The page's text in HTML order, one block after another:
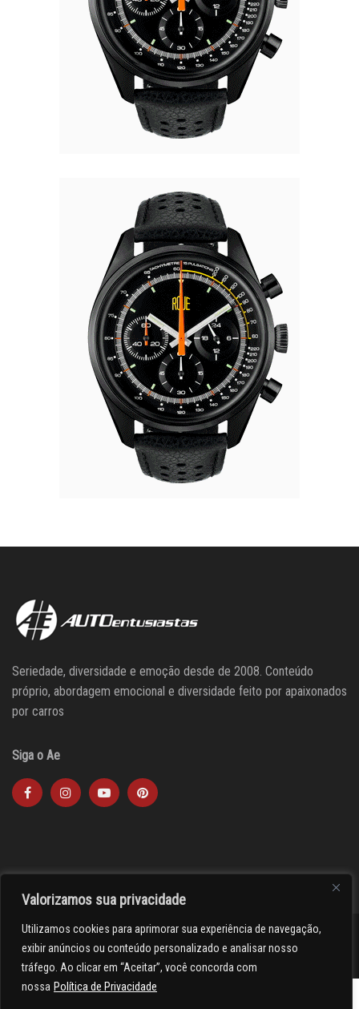
Valorizamos sua privacidade
Utilizamos cookies para aprimorar sua experiência de navegação,
exibir anúncios ou conteúdo personalizado e analisar nosso
tráfego. Ao clicar em “Aceitar”, você concorda com
nossa Política de Privacidade
Seriedade, diversidade e emoção desde de 2008. Conteúdo
próprio, abordagem emocional e diversidade feito por apaixonados
por carros
Siga o Ae
><(((º> 17